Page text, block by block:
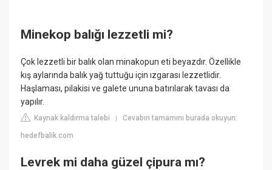
Minekop balığı lezzetli mi?
Çok lezzetli bir balık olan minakopun eti beyazdır. Özellikle
kış aylarında balık yağ tuttuğu için ızgarası lezzetlidir.
Haşlaması, pilakisi ve galete ununa batırılarak tavası da
yapılır.
Kaynak kaldırma talebi |Cevabın tamamını burada okuyun:
hedefbalik.com
Levrek mi daha güzel çipura mı?